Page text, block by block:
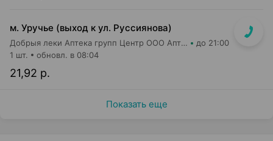
м. Уручье (выход к ул. Руссиянова)
Добрыя леки Аптека групп Центр ООО Аптека №16 до 21:00
21,92 р.
1 шт. обновл. в 08:04
Показать еще